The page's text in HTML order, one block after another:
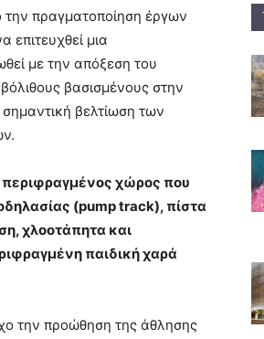
πραγματοποίηση έργων
μια
με την απόξεση του
βασισμένους στην
βελτίωση των
περιφραγμένος χώρος που
(pump track), πίστα
χλοοτάπητα και
παιδική χαρά
την προώθηση της άθλησης